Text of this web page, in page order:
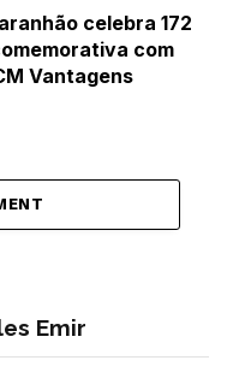
celebra 172
com
Vantagens
Emir